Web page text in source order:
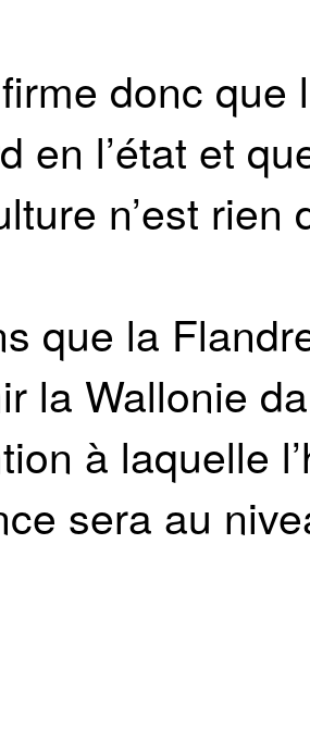
donc que
en l’état et
n’est
que la
la Wallonie
à laquelle
sera au